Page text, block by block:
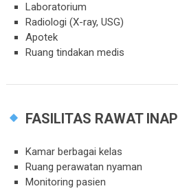
Laboratorium
Radiologi (X-ray, USG)
Apotek
Ruang tindakan medis
FASILITAS RAWAT INAP
Kamar berbagai kelas
Ruang perawatan nyaman
Monitoring pasien